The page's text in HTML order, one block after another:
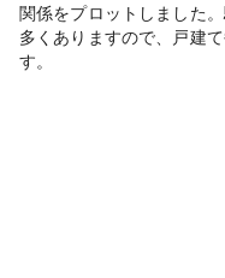
関係をプロットしました
多くありますので、戸建
す。